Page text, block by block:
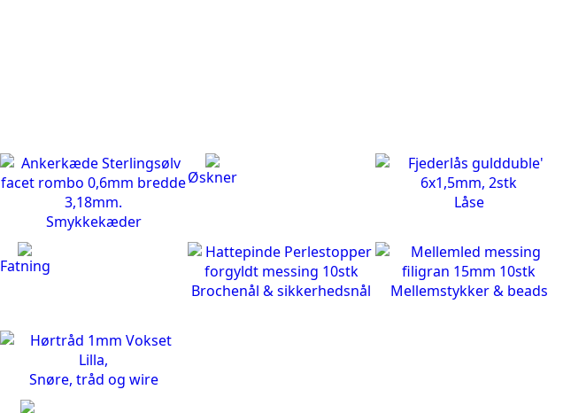
Smykkekæder
Øskner
Låse
Fatning
Brochenål & sikkerhedsnål
Mellemstykker & beads
Snøre, tråd og wire